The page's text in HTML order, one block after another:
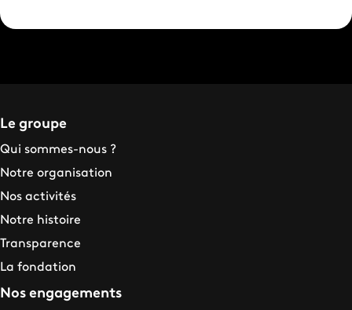
Le groupe
Qui sommes-nous ?
Notre organisation
Nos activités
Notre histoire
Transparence
La fondation
Nos engagements